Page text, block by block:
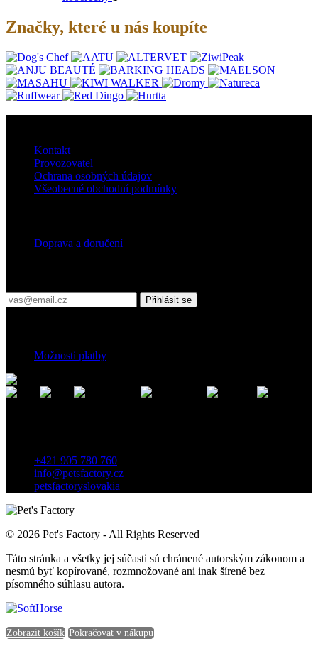
Značky, které u nás koupíte
Kontakt
Provozovatel
Ochrana osobných údajov
Všeobecné obchodní podmínky
Doprava a doručení
Přihlásit se
Možnosti platby
+421 905 780 760
info@petsfactory.cz
petsfactoryslovakia
© 2026 Pet's Factory - All Rights Reserved
Táto stránka a všetky jej súčasti sú chránené autorským zákonom a
nesmú byť kopírované, rozmnožované ani inak šírené bez
písomného súhlasu autora.
Zobrazit košík Pokračovat v nákupu